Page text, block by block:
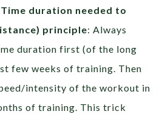
duration needed to
principle: Always
duration first (of the long
few weeks of training. Then
intensity of the workout in
of training. This trick